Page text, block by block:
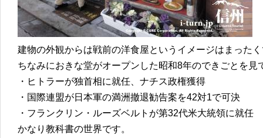
建物の外観からは戦前の洋食屋というイメージはまった
ちなみにおきな堂がオープンした昭和8年のできごとを見
・ヒトラーが独首相に就任、ナチス政権獲得
・国際連盟が日本軍の満洲撤退勧告案を42対1で可決
・フランクリン・ルーズベルトが第32代米大統領に就任
かなり教科書の世界です。